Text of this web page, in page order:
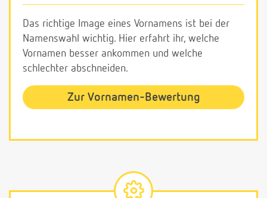
Das richtige Image eines Vornamens ist bei der
Namenswahl wichtig. Hier erfahrt ihr, welche
Vornamen besser ankommen und welche
schlechter abschneiden.
Zur Vornamen-Bewertung